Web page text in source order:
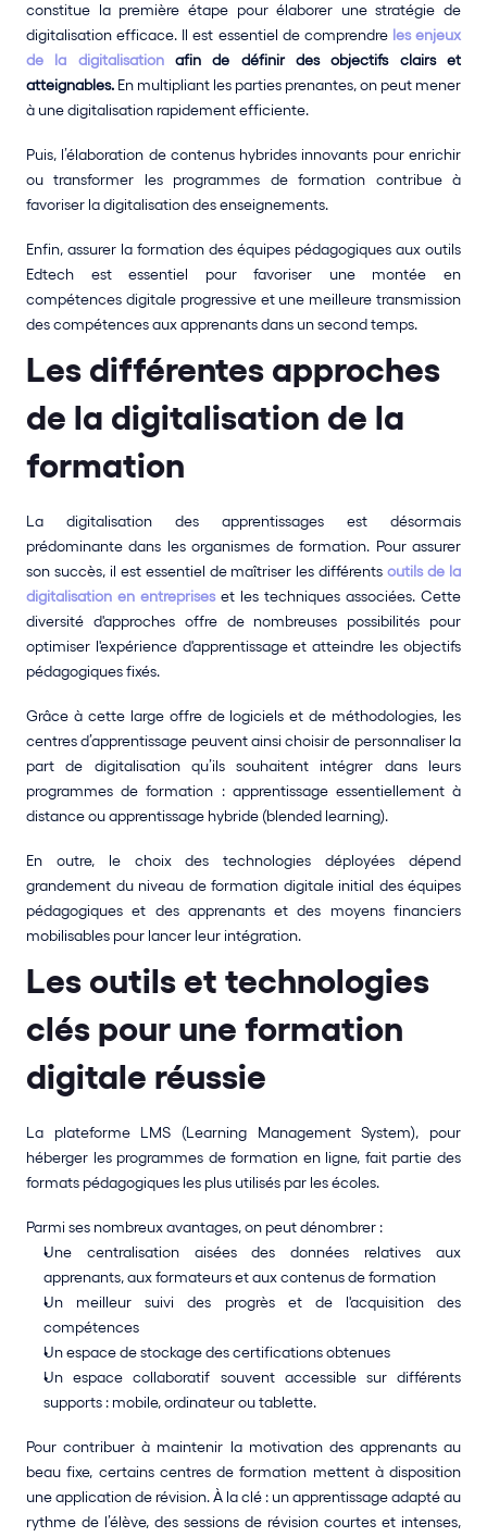
constitue la première étape pour élaborer une stratégie de
digitalisation efficace. Il est essentiel de comprendre les enjeux
de la digitalisation afin de définir des objectifs clairs et
atteignables. En multipliant les parties prenantes, on peut mener
à une digitalisation rapidement efficiente.
Puis, l’élaboration de contenus hybrides innovants pour enrichir
ou transformer les programmes de formation contribue à
favoriser la digitalisation des enseignements.
Enfin, assurer la formation des équipes pédagogiques aux outils
Edtech est essentiel pour favoriser une montée en
compétences digitale progressive et une meilleure transmission
des compétences aux apprenants dans un second temps.
Les différentes approches
de la digitalisation de la
formation
La digitalisation des apprentissages est désormais
prédominante dans les organismes de formation. Pour assurer
son succès, il est essentiel de maîtriser les différents outils de la
digitalisation en entreprises et les techniques associées. Cette
diversité d'approches offre de nombreuses possibilités pour
optimiser l'expérience d'apprentissage et atteindre les objectifs
pédagogiques fixés.
Grâce à cette large offre de logiciels et de méthodologies, les
centres d’apprentissage peuvent ainsi choisir de personnaliser la
part de digitalisation qu’ils souhaitent intégrer dans leurs
programmes de formation : apprentissage essentiellement à
distance ou apprentissage hybride (blended learning).
En outre, le choix des technologies déployées dépend
grandement du niveau de formation digitale initial des équipes
pédagogiques et des apprenants et des moyens financiers
mobilisables pour lancer leur intégration.
Les outils et technologies
clés pour une formation
digitale réussie
La plateforme LMS (Learning Management System), pour
héberger les programmes de formation en ligne, fait partie des
formats pédagogiques les plus utilisés par les écoles.
Parmi ses nombreux avantages, on peut dénombrer :
Une centralisation aisées des données relatives aux
apprenants, aux formateurs et aux contenus de formation
Un meilleur suivi des progrès et de l'acquisition des
compétences
Un espace de stockage des certifications obtenues
Un espace collaboratif souvent accessible sur différents
supports : mobile, ordinateur ou tablette.
Pour contribuer à maintenir la motivation des apprenants au
beau fixe, certains centres de formation mettent à disposition
une application de révision. À la clé : un apprentissage adapté au
rythme de l’élève, des sessions de révision courtes et intenses,